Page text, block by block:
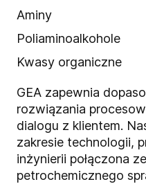
Aminy
Poliaminoalkohole
Kwasy organiczne
GEA zapewnia
rozwiązania
dialogu z klientem.
zakresie technologii,
inżynierii połączona
petrochemicznego